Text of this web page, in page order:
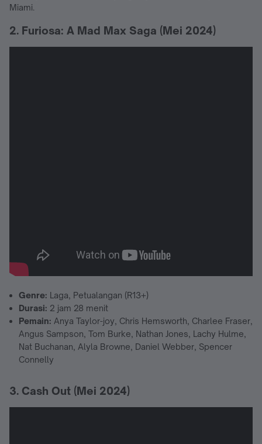
Miami.
2. Furiosa: A Mad Max Saga (Mei 2024)
Genre: Laga, Petualangan (R13+)
Durasi: 2 jam 28 menit
Pemain: Anya Taylor-joy, Chris Hemsworth, Charlee Fraser,
Angus Sampson, Tom Burke, Nathan Jones, Lachy Hulme,
Nat Buchanan, Alyla Browne, Daniel Webber, Spencer
Connelly
3. Cash Out (Mei 2024)